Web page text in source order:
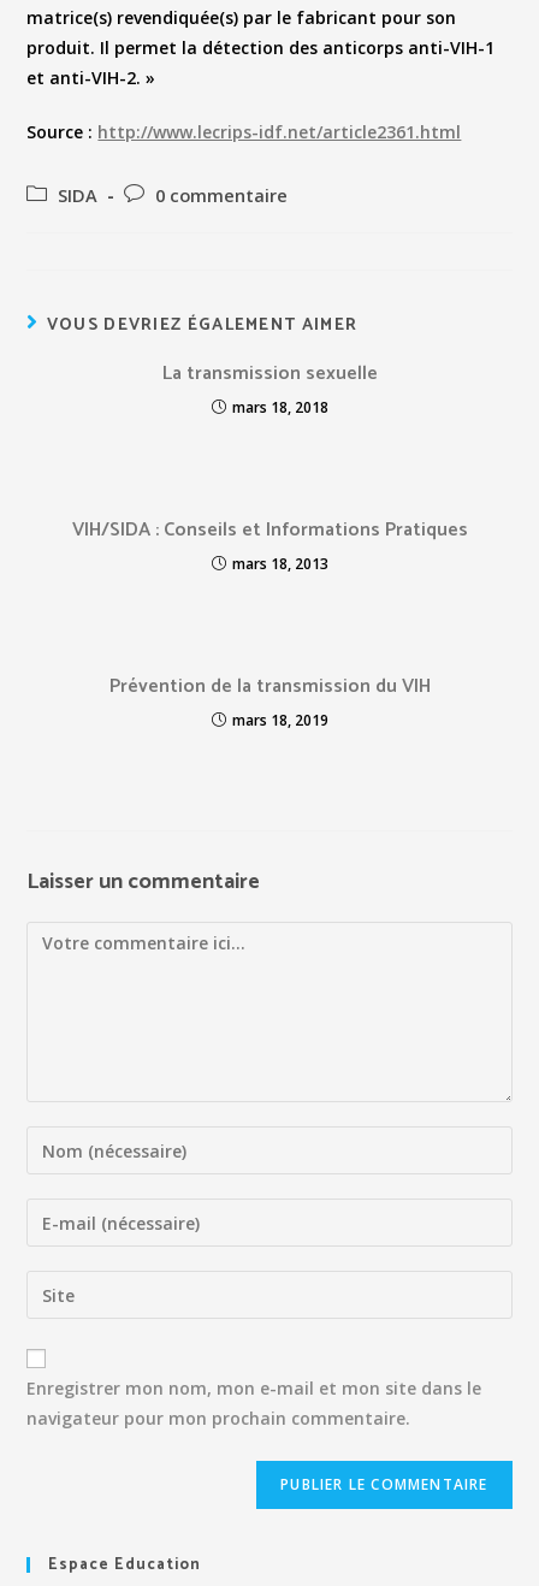
matrice(s) revendiquée(s) par le fabricant pour son
produit. Il permet la détection des anticorps anti-VIH-1
et anti-VIH-2. »
Source : http://www.lecrips-idf.net/article2361.html
SIDA 0 commentaire
VOUS DEVRIEZ ÉGALEMENT AIMER
La transmission sexuelle
mars 18, 2018
VIH/SIDA : Conseils et Informations Pratiques
mars 18, 2013
Prévention de la transmission du VIH
mars 18, 2019
Laisser un commentaire
Enregistrer mon nom, mon e-mail et mon site dans le
navigateur pour mon prochain commentaire.
Espace Education